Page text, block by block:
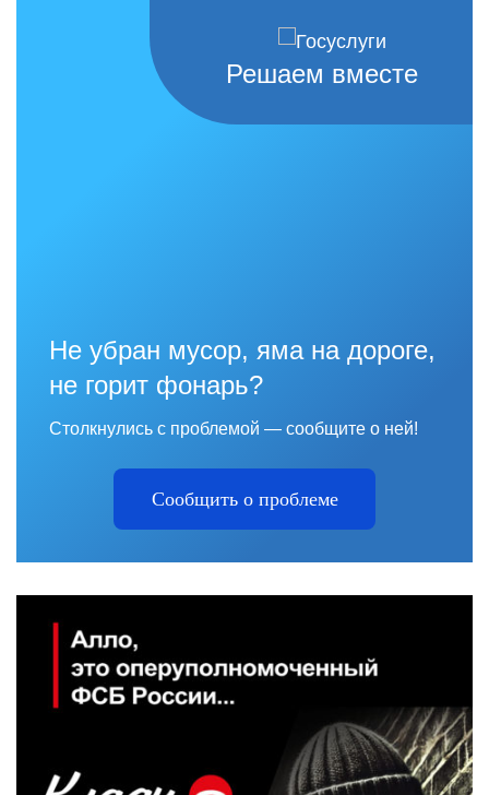
Решаем вместе
Не убран мусор, яма на дороге,
не горит фонарь?
Столкнулись с проблемой — сообщите о ней!
Сообщить о проблеме